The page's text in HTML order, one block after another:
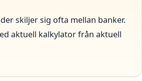
skiljer sig ofta mellan banker.
aktuell kalkylator från aktuell